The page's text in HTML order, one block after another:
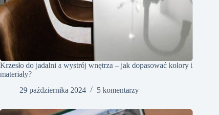
Krzesło do jadalni a wystrój wnętrza – jak dopasować kolory i
materiały?
29 października 2024
5 komentarzy